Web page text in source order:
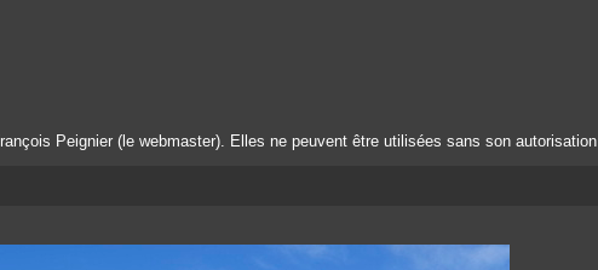
Peignier (le webmaster). Elles ne peuvent être utilisées sans son autorisation